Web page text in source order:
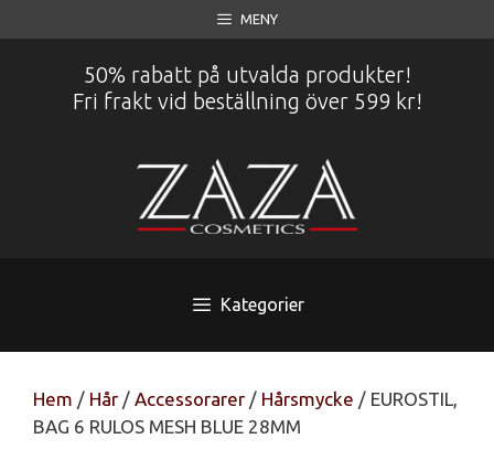
till
MENY
50% rabatt på utvalda produkter!
Fri frakt vid beställning över 599 kr!
Kategorier
Hem / Hår / Accessorarer / Hårsmycke / EUROSTIL,
BAG 6 RULOS MESH BLUE 28MM